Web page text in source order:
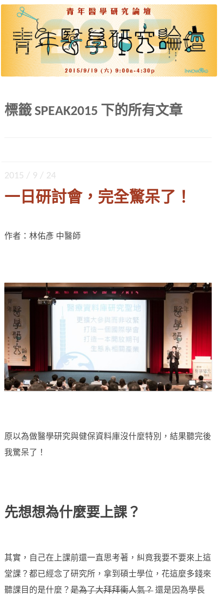
青年醫學研究論壇 2015
出道起步、差異策略、團隊建構、各種文體。四
大主題、九位達人，公開獨門密技。
標籤 SPEAK2015 下的所有文章
2015 / 9 / 24
一日研討會，完全驚呆了！
作者：林佑彥 中醫師
原以為做醫學研究與健保資料庫沒什麼特別，結果聽完後
我驚呆了！
先想想為什麼要上課？
其實，自己在上課前還一直思考著，糾竟我要不要來上這
堂課？都已經念了研究所，拿到碩士學位，花這麼多錢來
聽課目的是什麼？ 是為了大拜拜衝人氣？ 還是因為學長